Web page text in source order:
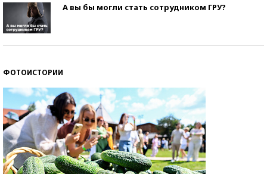
А вы бы могли стать сотрудником ГРУ?
ФОТОИСТОРИИ